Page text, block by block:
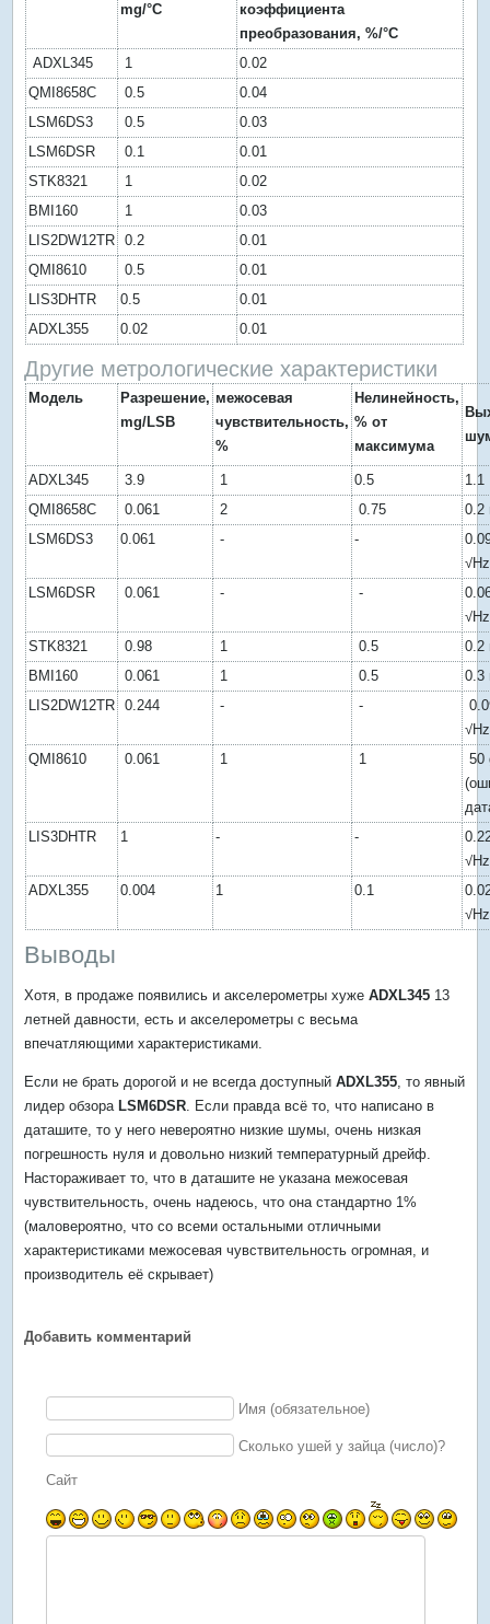
mg/°C
коэффициента
преобразования, %/°C
ADXL345
1
0.02
QMI8658C
0.5
0.04
LSM6DS3
0.5
0.03
LSM6DSR
0.1
0.01
STK8321
1
0.02
BMI160
1
0.03
LIS2DW12TR 0.2
0.01
QMI8610
0.5
0.01
LIS3DHTR
0.5
0.01
ADXL355
0.02 0.01
Другие метрологические характеристики
Модель
Разрешение,
mg/LSB
межосевая
чувствительность,
%
Нелинейность,
% от
максимума
ADXL345 3.9 1 0.5
1.1
QMI8658C
0.061 2 0.75
0.2
LSM6DS3
0.061 - -
√Hz
LSM6DSR
0.061 - -
√Hz
STK8321
0.98 1 0.5
0.2
BMI160
0.061 1 0.5
0.3
LIS2DW12TR
0.244 - -
√Hz
QMI8610
0.061 1 1
50
LIS3DHTR
1 - -
√Hz
ADXL355
0.004 1 0.1
√Hz
Выводы
Хотя, в продаже появились и акселерометры хужеADXL345 13
летней давности, есть и акселерометры с весьма
впечатляющими характеристиками.
Если не брать дорогой и не всегда доступныйADXL355 , то явный
лидер обзораLSM6DSR . Если правда всё то, что написано в
даташите, то у него невероятно низкие шумы, очень низкая
погрешность нуля и довольно низкий температурный дрейф.
Настораживает то, что в даташите не указана межосевая
чувствительность, очень надеюсь, что она стандартно 1%
(маловероятно, что со всеми остальными отличными
характеристиками межосевая чувствительность огромная, и
производитель её скрывает)
Добавить комментарий
Имя (обязательное)
Сколько ушей у зайца (число)?
Сайт